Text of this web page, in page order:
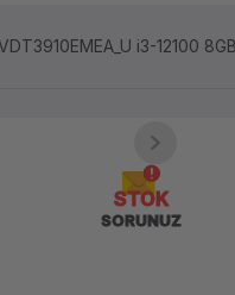
i3-12100
STOK
SORUNUZ